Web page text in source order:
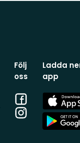
Följ
oss
Facebook
Instagram
Ladda
app
App
Store
App
Store